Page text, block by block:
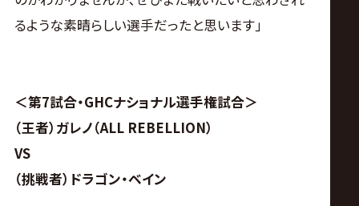
るような素晴らしい選手だったと思います｣
＜第7試合・GHCナショナル選手権試合＞
（王者）ガレノ（ALL REBELLION）
VS
（挑戦者）ドラゴン・ベイン